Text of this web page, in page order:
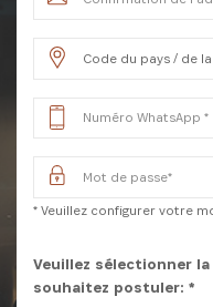
Netpreneur Prize
* Veuillez configurer votre
Veuillez sélectionner
souhaitez postuler: *